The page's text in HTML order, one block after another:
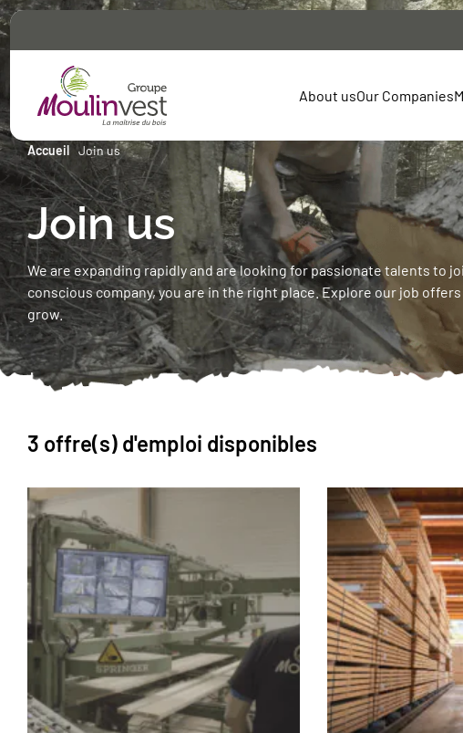
About usOur Companies
Scierie Moulin in Haute-
Moulin Bois Energie
France Bois Imprégnés
Technicbois Moulin
Scierie Sainte Agathe
Accueil Join us
Join us
We are expanding rapidly and are looking for passionate talents to
conscious company, you are in the right place. Explore our job
grow.
3 offre(s) d'emploi disponibles